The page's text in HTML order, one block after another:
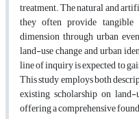
treatment. The natural and
they often provide
dimension through urban
land-use change and urban
line of inquiry is expected to
This study employs both
existing scholarship on
offering a comprehensive